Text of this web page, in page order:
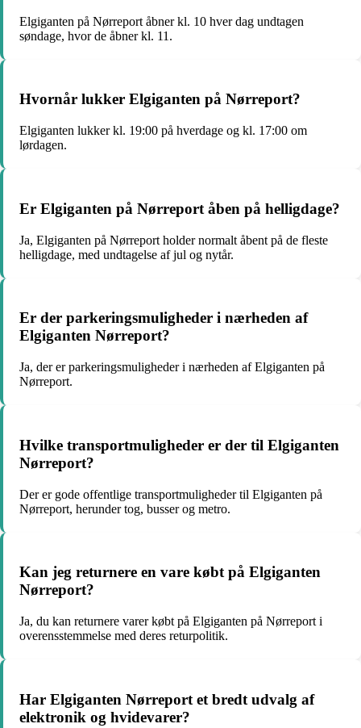
Elgiganten på Nørreport åbner kl. 10 hver dag undtagen
søndage, hvor de åbner kl. 11.
Hvornår lukker Elgiganten på Nørreport?
Elgiganten lukker kl. 19:00 på hverdage og kl. 17:00 om
lørdagen.
Er Elgiganten på Nørreport åben på helligdage?
Ja, Elgiganten på Nørreport holder normalt åbent på de fleste
helligdage, med undtagelse af jul og nytår.
Er der parkeringsmuligheder i nærheden af
Elgiganten Nørreport?
Ja, der er parkeringsmuligheder i nærheden af Elgiganten på
Nørreport.
Hvilke transportmuligheder er der til Elgiganten
Nørreport?
Der er gode offentlige transportmuligheder til Elgiganten på
Nørreport, herunder tog, busser og metro.
Kan jeg returnere en vare købt på Elgiganten
Nørreport?
Ja, du kan returnere varer købt på Elgiganten på Nørreport i
overensstemmelse med deres returpolitik.
Har Elgiganten Nørreport et bredt udvalg af
elektronik og hvidevarer?